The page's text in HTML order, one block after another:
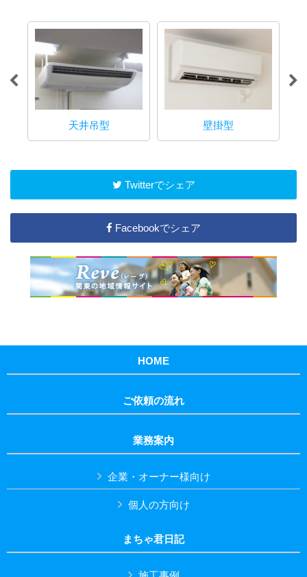
天井吊型 壁掛型
Twitterでシェア
Facebookでシェア
HOME
ご依頼の流れ
業務案内
企業・オーナー様向け
個人の方向け
まちゃ君日記